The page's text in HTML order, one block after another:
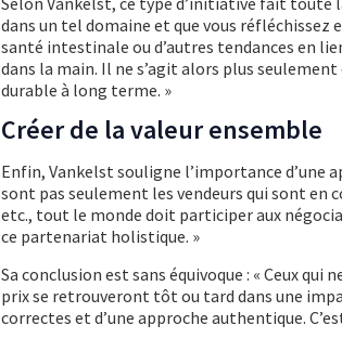
dans un tel domaine et que vous
santé intestinale ou d’autres tendances en
dans la main. Il ne s’agit alors plus
durable à long terme. »
Créer de la valeur ensemble
Enfin, Vankelst souligne l’importance d’une
sont pas seulement les vendeurs qui sont en
etc., tout le monde doit participer aux
ce partenariat holistique. »
Sa conclusion est sans équivoque : « Ceux
prix se retrouveront tôt ou tard dans une
correctes et d’une approche authentique.